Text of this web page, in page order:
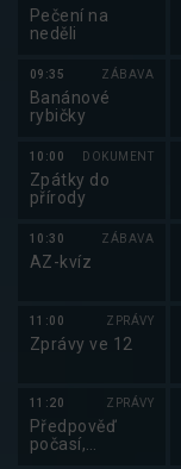
Pečení na
neděli
09:35 ZÁBAVA
Banánové
rybičky
10:00 DOKUMENT
Zpátky do
přírody
10:30 ZÁBAVA
AZ-kvíz
11:00 ZPRÁVY
Zprávy ve 12
11:20 ZPRÁVY
Předpověď
počasí,